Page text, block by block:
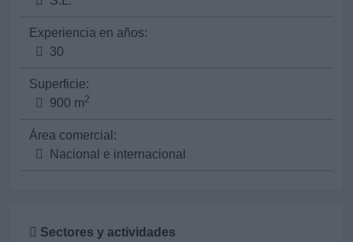
Experiencia en años:
30
Superficie:
900 m2
Área comercial:
Nacional e internacional
Sectores y actividades